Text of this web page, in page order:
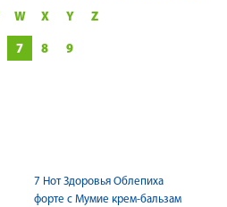
W X Y Z
7 8 9
7 Нот Здоровья Облепиха
форте с Мумие крем-бальзам